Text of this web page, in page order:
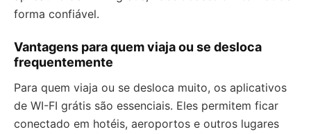
forma confiável.
Vantagens para quem viaja ou se desloca
frequentemente
Para quem viaja ou se desloca muito, os aplicativos
de WI-FI grátis são essenciais. Eles permitem ficar
conectado em hotéis, aeroportos e outros lugares